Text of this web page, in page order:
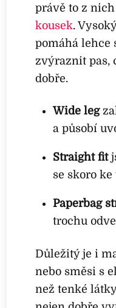
právě to z
kousek.
pomáhá lehce
zvýraznit pas,
dobře.
Wide leg
a působí
Straight fit
se skoro ke
Paperbag
trochu
Důležitý je i
nebo směsi s
než tenké